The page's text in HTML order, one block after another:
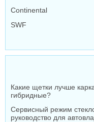
Continental
SWF
Какие щетки лучше
гибридные?
Сервисный режим
руководство для